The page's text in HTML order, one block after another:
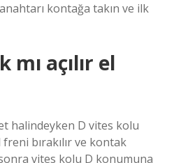
kontağa takın ve ilk
açılır el
halindeyken D vites kolu
bırakılır ve kontak
vites kolu D konumuna